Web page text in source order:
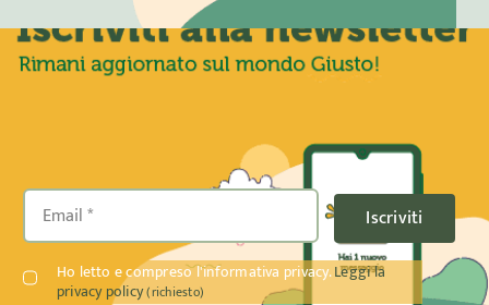
Iscriviti
Ho letto e compreso l'informativa privacy.Leggi la
privacy policy(richiesto)